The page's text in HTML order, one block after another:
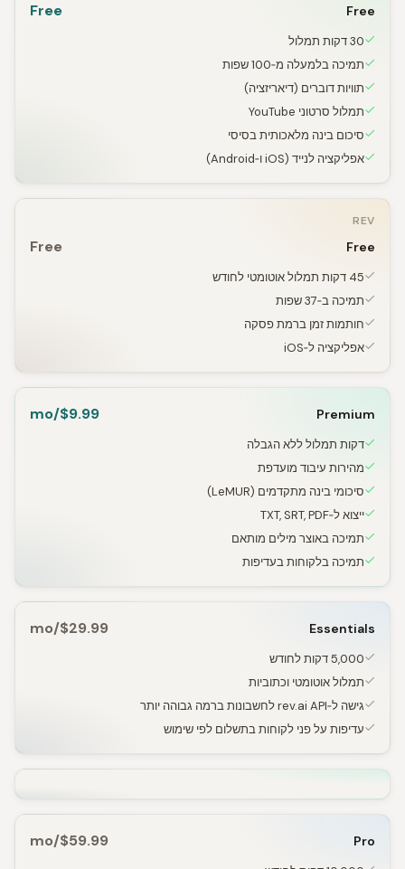
Free
Free
30 דקות תמלול
תמיכה בלמעלה מ‑100 שפות
תוויות דוברים (דיאריזציה)
תמלול סרטוני YouTube
סיכום בינה מלאכותית בסיסי
אפליקציה לנייד (iOS ו‑Android)
REV
Free
Free
45 דקות תמלול אוטומטי לחודש
תמיכה ב‑37 שפות
חותמות זמן ברמת פסקה
אפליקציה ל‑iOS
Premium
$9.99/mo
דקות תמלול ללא הגבלה
מהירות עיבוד מועדפת
סיכומי בינה מתקדמים (LeMUR)
ייצוא ל‑TXT, SRT, PDF
תמיכה באוצר מילים מותאם
תמיכה בלקוחות בעדיפות
Essentials
$29.99/mo
5,000 דקות לחודש
תמלול אוטומטי וכתוביות
גישה ל‑rev.ai API לחשבונות ברמה גבוהה יותר
עדיפות על פני לקוחות בתשלום לפי שימוש
Pro
$59.99/mo